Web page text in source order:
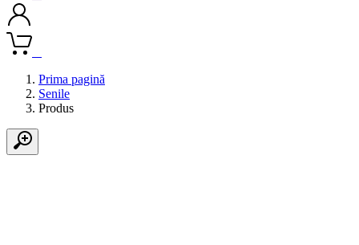
Prima pagină
Senile
Produs